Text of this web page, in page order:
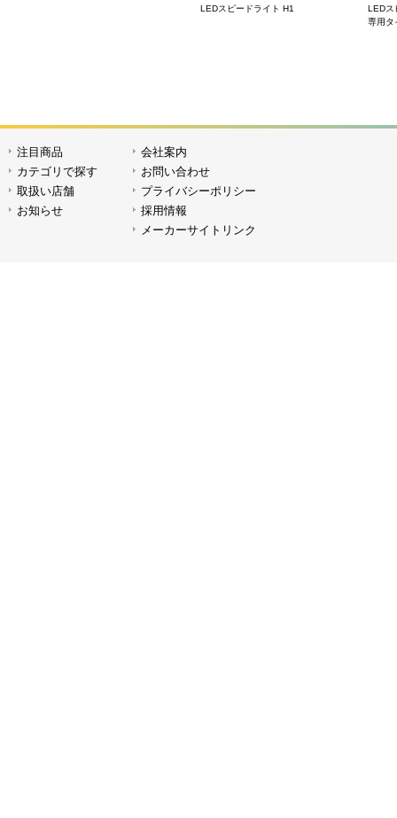
LEDスピードライト H1
LEDス
専用タ
注目商品
カテゴリで探す
取扱い店舗
お知らせ
会社案内
お問い合わせ
プライバシーポリシー
採用情報
メーカーサイトリンク